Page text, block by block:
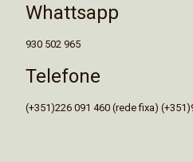
Whattsapp
930 502 965
Telefone
(+351)226 091 460 (rede fixa)